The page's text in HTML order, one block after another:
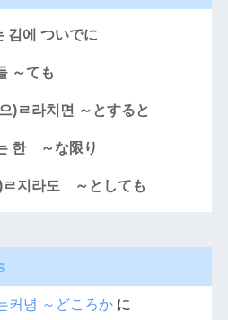
김에 ついでに
～ても
)ㄹ라치면 ～とすると
한 ～な限り
ㄹ지라도 ～としても
커녕 ～どころかに